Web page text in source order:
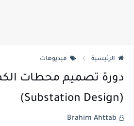
الرئيسية فيديوهات
دورة تصميم محطات
(Substation Design)
Brahim Ahttab